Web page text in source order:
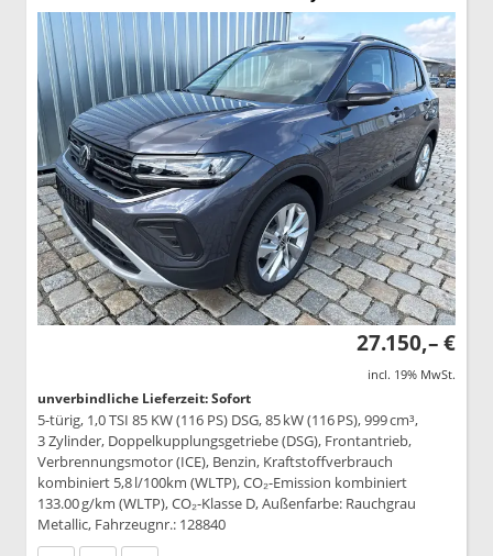
27.150,– €
incl. 19% MwSt.
unverbindliche Lieferzeit: Sofort
5-türig, 1,0 TSI 85 KW (116 PS) DSG, 85 kW (116 PS), 999 cm³,
3 Zylinder, Doppelkupplungsgetriebe (DSG), Frontantrieb,
Verbrennungsmotor (ICE), Benzin, Kraftstoffverbrauch
kombiniert 5,8 l/100km (WLTP), CO₂-Emission kombiniert
133.00 g/km (WLTP), CO₂-Klasse D, Außenfarbe: Rauchgrau
Metallic, Fahrzeugnr.: 128840